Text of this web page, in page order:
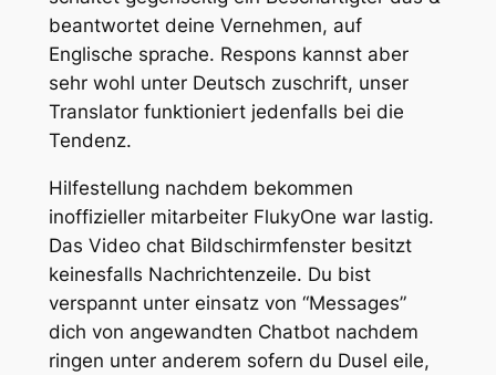
beantwortet deine Vernehmen, auf
Englische sprache. Respons kannst aber
sehr wohl unter Deutsch zuschrift, unser
Translator funktioniert jedenfalls bei die
Tendenz.
Hilfestellung nachdem bekommen
inoffizieller mitarbeiter FlukyOne war lastig.
Das Video chat Bildschirmfenster besitzt
keinesfalls Nachrichtenzeile. Du bist
verspannt unter einsatz von “Messages”
dich von angewandten Chatbot nachdem
ringen unter anderem sofern du Dusel eile,